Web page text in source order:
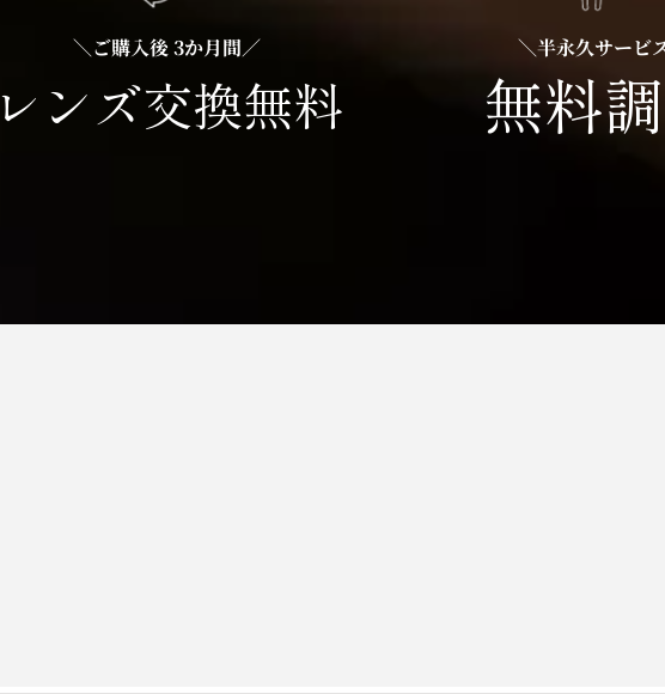
＼ご購入後 3か月間／
レンズ交換無料
＼半永久サービ
無料